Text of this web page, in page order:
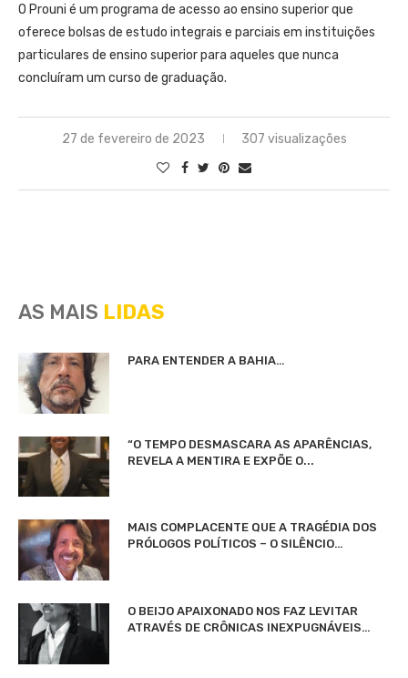
O Prouni é um programa de acesso ao ensino superior que
oferece bolsas de estudo integrais e parciais em instituições
particulares de ensino superior para aqueles que nunca
concluíram um curso de graduação.
27 de fevereiro de 2023 307 visualizações
AS MAIS LIDAS
PARA ENTENDER A BAHIA…
“O TEMPO DESMASCARA AS APARÊNCIAS,
REVELA A MENTIRA E EXPÕE O...
MAIS COMPLACENTE QUE A TRAGÉDIA DOS
PRÓLOGOS POLÍTICOS – O SILÊNCIO…
O BEIJO APAIXONADO NOS FAZ LEVITAR
ATRAVÉS DE CRÔNICAS INEXPUGNÁVEIS…